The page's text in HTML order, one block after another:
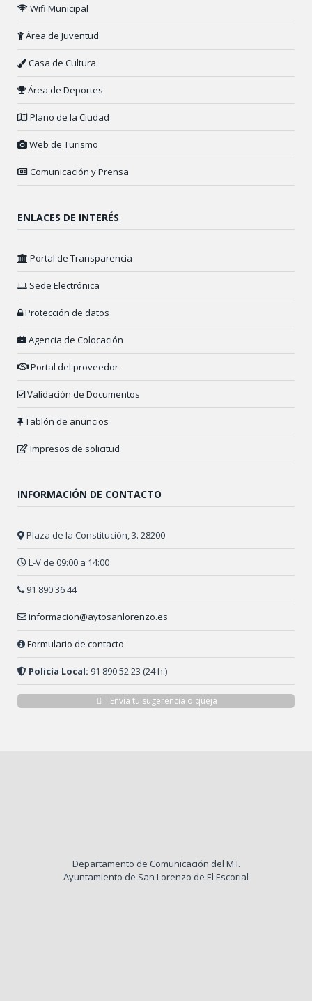
Wifi Municipal
Área de Juventud
Casa de Cultura
Área de Deportes
Plano de la Ciudad
Web de Turismo
Comunicación y Prensa
ENLACES DE INTERÉS
Portal de Transparencia
Sede Electrónica
Protección de datos
Agencia de Colocación
Portal del proveedor
Validación de Documentos
Tablón de anuncios
Impresos de solicitud
INFORMACIÓN DE CONTACTO
Plaza de la Constitución, 3. 28200
L-V de 09:00 a 14:00
91 890 36 44
informacion@aytosanlorenzo.es
Formulario de contacto
Policía Local: 91 890 52 23 (24 h.)
Envía tu sugerencia o queja
Departamento de Comunicación del M.I.
Ayuntamiento de San Lorenzo de El Escorial